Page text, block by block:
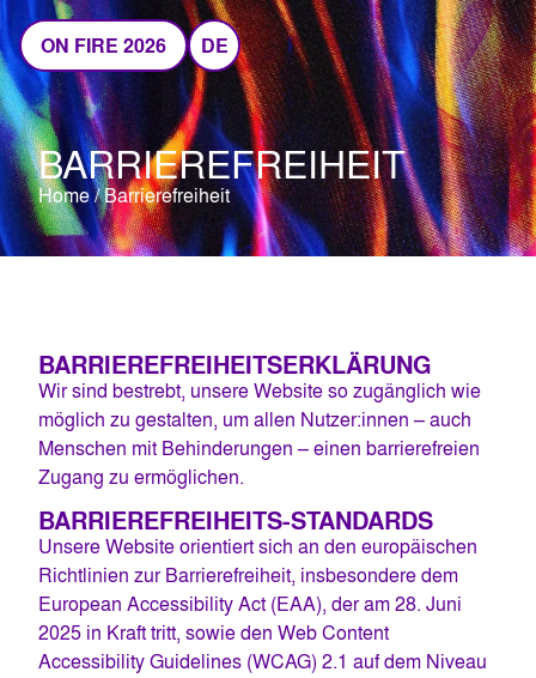
ON FIRE 2026 DE
BARRIEREFREIHEIT
Home/Barrierefreiheit
BARRIEREFREIHEITS­ERKLÄRUNG
Wir sind bestrebt, unsere Website so zugänglich wie
möglich zu gestalten, um allen Nutzer:innen – auch
Menschen mit Behinderungen – einen barrierefreien
Zugang zu ermöglichen.
BARRIEREFREIHEITS-STANDARDS
Unsere Website orientiert sich an den europäischen
Richtlinien zur Barrierefreiheit, insbesondere dem
European Accessibility Act (EAA), der am 28. Juni
2025 in Kraft tritt, sowie den Web Content
Accessibility Guidelines (WCAG) 2.1 auf dem Niveau